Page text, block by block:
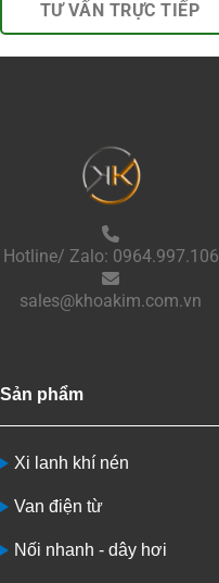
TƯ VẤN TRỰC TIẾP
Hotline/ Zalo: 0964.997.106
sales@khoakim.com.vn
Sản phẩm
Xi lanh khí nén
Van điện từ
Nối nhanh - dây hơi